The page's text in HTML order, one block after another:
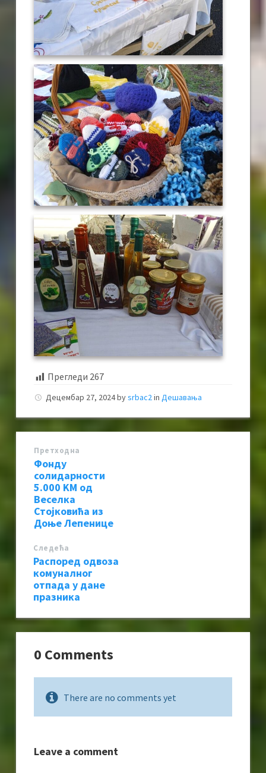
Прегледи 267
Децембар 27, 2024bysrbac2 in Дешавања
Претходна
Фонду
солидарности
5.000 KМ од
Веселка
Стојковића из
Доње Лепенице
Следећa
Распоред одвоза
комуналног
отпада у дане
празника
0 Comments
There are no comments yet
Leave a comment